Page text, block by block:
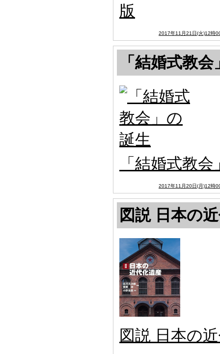
版
2017年11月21日(火)12時
「結婚式教
「結婚式教
2017年11月20日(月)12時
図説 日本の
図説 日本の